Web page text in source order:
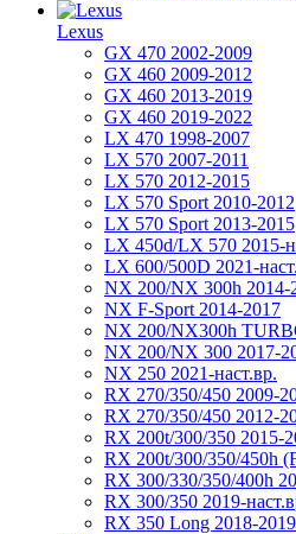
Lexus
GX 470 2002-2009
GX 460 2009-2012
GX 460 2013-2019
GX 460 2019-2022
LX 470 1998-2007
LX 570 2007-2011
LX 570 2012-2015
LX 570 Sport 2010-2012
LX 570 Sport 2013-2015
LX 450d/LX 570 2015-
LX 600/500D 2021-
NX 200/NX 300h 2014-
NX F-Sport 2014-2017
NX 200/NX300h
NX 200/NX 300 2017-
NX 250 2021-наст.вр.
RX 270/350/450 2009-
RX 270/350/450 2012-
RX 200t/300/350 2015-
RX 200t/300/350/450h
RX 300/330/350/400h
RX 300/350 2019-
RX 350 Long 2018-2019